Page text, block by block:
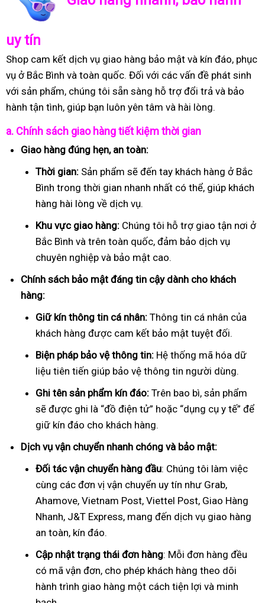
uy tín
Shop cam kết dịch vụ giao hàng bảo mật và kín đáo, phục
vụ ở Bắc Bình và toàn quốc. Đối với các vấn đề phát sinh
với sản phẩm, chúng tôi sẵn sàng hỗ trợ đổi trả và bảo
hành tận tình, giúp bạn luôn yên tâm và hài lòng.
a. Chính sách giao hàng tiết kiệm thời gian
Giao hàng đúng hẹn, an toàn:
Thời gian: Sản phẩm sẽ đến tay khách hàng ở Bắc
Bình trong thời gian nhanh nhất có thể, giúp khách
hàng hài lòng về dịch vụ.
Khu vực giao hàng: Chúng tôi hỗ trợ giao tận nơi ở
Bắc Bình và trên toàn quốc, đảm bảo dịch vụ
chuyên nghiệp và bảo mật cao.
Chính sách bảo mật đáng tin cậy dành cho khách
hàng:
Giữ kín thông tin cá nhân: Thông tin cá nhân của
khách hàng được cam kết bảo mật tuyệt đối.
Biện pháp bảo vệ thông tin: Hệ thống mã hóa dữ
liệu tiên tiến giúp bảo vệ thông tin người dùng.
Ghi tên sản phẩm kín đáo: Trên bao bì, sản phẩm
sẽ được ghi là “đồ điện tử” hoặc “dụng cụ y tế” để
giữ kín đáo cho khách hàng.
Dịch vụ vận chuyển nhanh chóng và bảo mật:
Đối tác vận chuyển hàng đầu: Chúng tôi làm việc
cùng các đơn vị vận chuyển uy tín như Grab,
Ahamove, Vietnam Post, Viettel Post, Giao Hàng
Nhanh, J&T Express, mang đến dịch vụ giao hàng
an toàn, kín đáo.
Cập nhật trạng thái đơn hàng: Mỗi đơn hàng đều
có mã vận đơn, cho phép khách hàng theo dõi
hành trình giao hàng một cách tiện lợi và minh